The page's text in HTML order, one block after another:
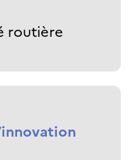
routière